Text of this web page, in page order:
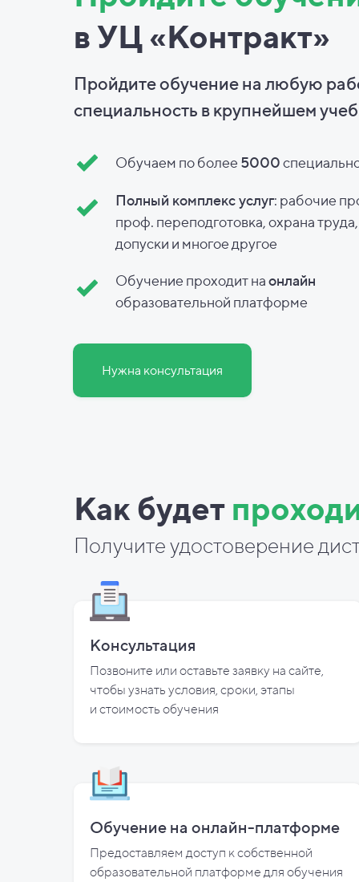
в УЦ «Контракт»
Нужна консультация
Пройдите обучение на любую
специальность вкрупнейшем
Обучаем по более 5000
Обучение проходит наонлайн
образовательной платформе
Полный комплекс услуг: рабочие
проф. переподготовка, охрана
допуски и многое другое
Как будет
Получите удостоверение
Консультация
Позвоните или оставьте заявку на сайте,
чтобы узнать условия, сроки, этапы
и стоимость обучения
Обучение на онлайн-платформе
Предоставляем доступ к собственной
образовательной платформе для обучения